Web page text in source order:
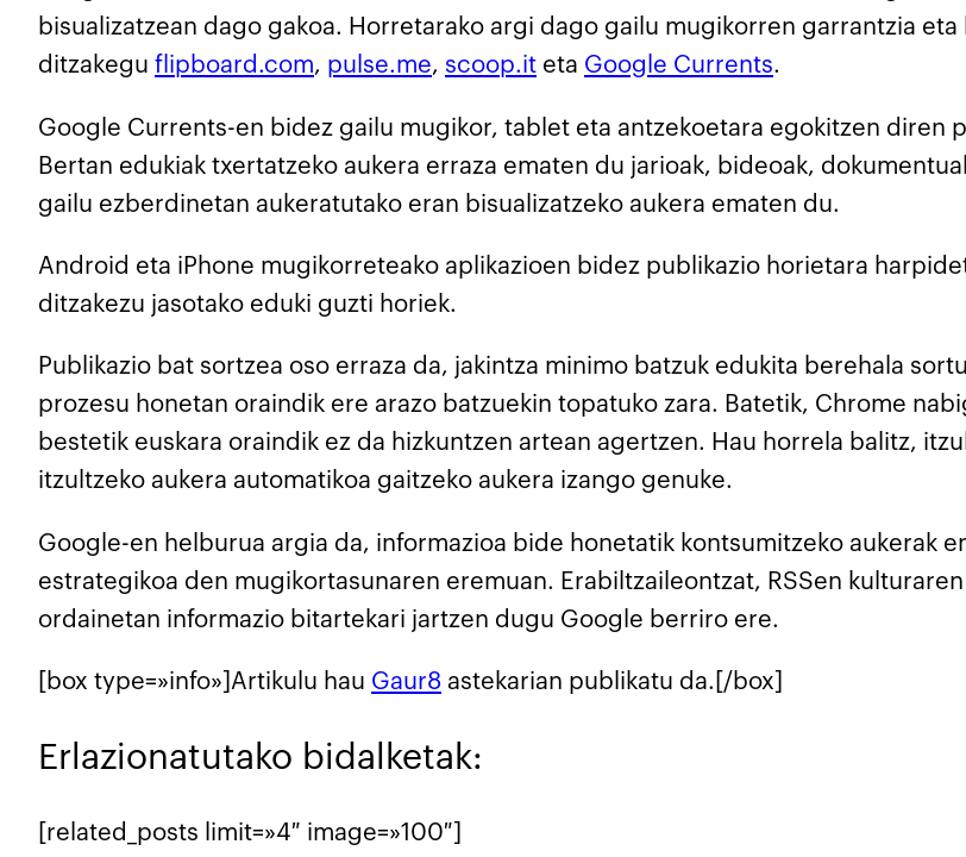
bisualizatzean dago gakoa. Horretarako argi dago gailu mugikorren garrantzia
ditzakegu flipboard.com, pulse.me, scoop.it eta Google Currents.
Google Currents-en bidez gailu mugikor, tablet eta antzekoetara egokitzen diren
Bertan edukiak txertatzeko aukera erraza ematen du jarioak, bideoak,
gailu ezberdinetan aukeratutako eran bisualizatzeko aukera ematen du.
Android eta iPhone mugikorreteako aplikazioen bidez publikazio horietara
ditzakezu jasotako eduki guzti horiek.
Publikazio bat sortzea oso erraza da, jakintza minimo batzuk edukita berehala
prozesu honetan oraindik ere arazo batzuekin topatuko zara. Batetik, Chrome
bestetik euskara oraindik ez da hizkuntzen artean agertzen. Hau horrela balitz,
itzultzeko aukera automatikoa gaitzeko aukera izango genuke.
Google-en helburua argia da, informazioa bide honetatik kontsumitzeko aukerak
estrategikoa den mugikortasunaren eremuan. Erabiltzaileontzat, RSSen
ordainetan informazio bitartekari jartzen dugu Google berriro ere.
[box type=»info»]Artikulu hau Gaur8 astekarian publikatu da.[/box]
Erlazionatutako bidalketak:
[related_posts limit=»4″ image=»100″]